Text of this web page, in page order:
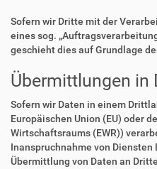
Sofern wir Dritte mit der
eines sog.
geschieht dies auf Grundlage
Übermittlungen in
Sofern wir Daten in einem
Europäischen Union (EU) oder
Wirtschaftsraums (EWR))
Inanspruchnahme von
Übermittlung von Daten an